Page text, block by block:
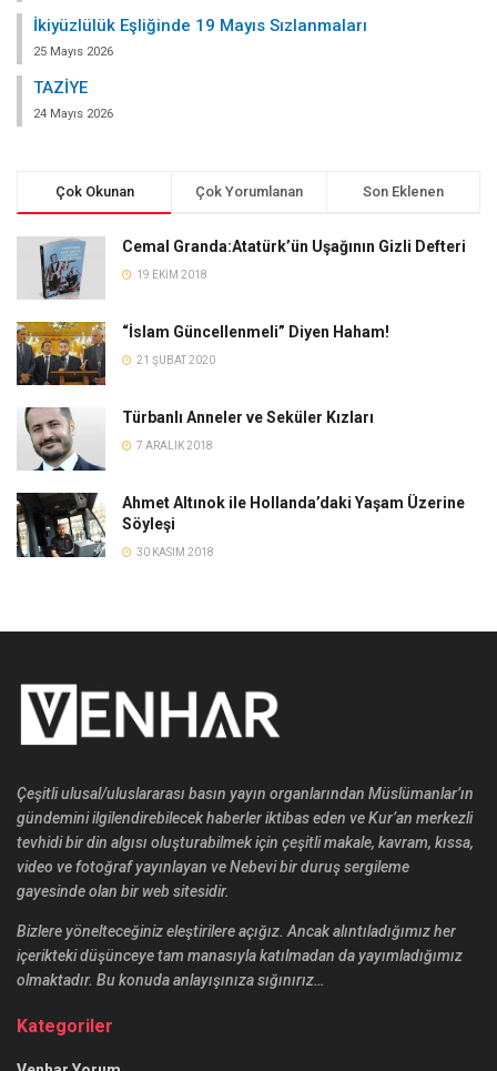
İkiyüzlülük Eşliğinde 19 Mayıs Sızlanmaları
25 Mayıs 2026
TAZİYE
24 Mayıs 2026
Çok Okunan Çok Yorumlanan Son Eklenen
Cemal Granda:Atatürk’ün Uşağının Gizli Defteri
19 EKIM 2018
“İslam Güncellenmeli” Diyen Haham!
21 ŞUBAT 2020
Türbanlı Anneler ve Seküler Kızları
7 ARALIK 2018
Ahmet Altınok ile Hollanda’daki Yaşam Üzerine
Söyleşi
30 KASIM 2018
Çeşitli ulusal/uluslararası basın yayın organlarından Müslümanlar’ın
gündemini ilgilendirebilecek haberler iktibas eden ve Kur’an merkezli
tevhidi bir din algısı oluşturabilmek için çeşitli makale, kavram, kıssa,
video ve fotoğraf yayınlayan ve Nebevi bir duruş sergileme
gayesinde olan bir web sitesidir.
Bizlere yönelteceğiniz eleştirilere açığız. Ancak alıntıladığımız her
içerikteki düşünceye tam manasıyla katılmadan da yayımladığımız
olmaktadır. Bu konuda anlayışınıza sığınırız…
Kategoriler